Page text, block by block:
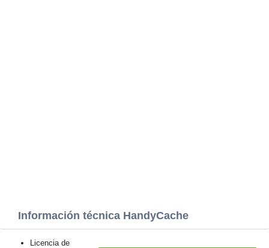
Información técnica HandyCache
Licencia de